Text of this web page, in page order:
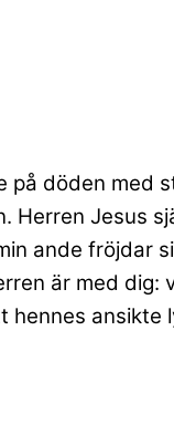
döden
Herren Jesus
ande fröjdar
är med dig: